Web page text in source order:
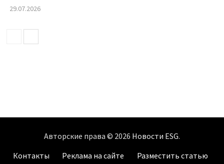
29.07.2026
Авторские права © 2026 Новости ESG.
Контакты
Реклама на сайте
Разместить статью